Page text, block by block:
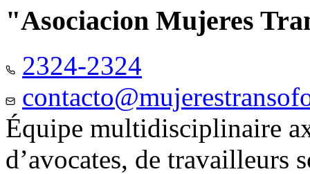
"Asociacion Mujeres
2324-2324
Équipe multidisciplinaire
d’avocates, de travailleurs